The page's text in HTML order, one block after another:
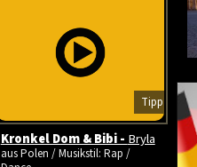
Tipp
Kronkel Dom & Bibi - Bryla
aus Polen / Musikstil: Rap /